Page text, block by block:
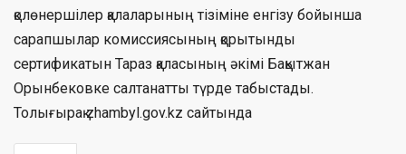
қолөнершілер қалаларының тізіміне енгізу бойынша
сарапшылар комиссиясының қорытынды
сертификатын Тараз қаласының әкімі Бақытжан
Орынбековке салтанатты түрде табыстады.
Толығырақ zhambyl.gov.kz сайтында